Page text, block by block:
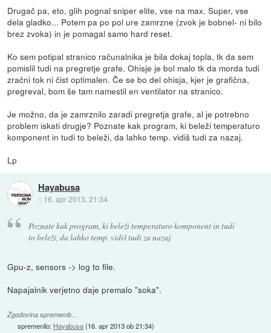
Drugač pa, eto, glih pognal sniper elite, vse na max. Super, vse
dela gladko... Potem pa po pol ure zamrzne (zvok je bobnel- ni bilo
brez zvoka) in je pomagal samo hard reset.
Ko sem potipal stranico računalnika je bila dokaj topla, tk da sem
pomislil tudi na pregretje grafe. Ohisje je bol malo tk da morda tudi
zračni tok ni čist optimalen. Če se bo del ohisja, kjer je grafična,
pregreval, bom še tam namestil en ventilator na stranico.
Je možno, da je zamrznilo zaradi pregretja grafe, al je potrebno
problem iskati drugje? Poznate kak program, ki beleži temperaturo
komponent in tudi to beleži, da lahko temp. vidiš tudi za nazaj.
Lp
Hayabusa
:: 16. apr 2013, 21:34
Poznate kak program, ki beleži temperaturo komponent in tudi
to beleži, da lahko temp. vidiš tudi za nazaj.
Gpu-z, sensors -> log to file.
Napajalnik verjetno daje premalo "soka".
Zgodovina sprememb…
spremenilo: Hayabusa(16. apr 2013 ob 21:34)